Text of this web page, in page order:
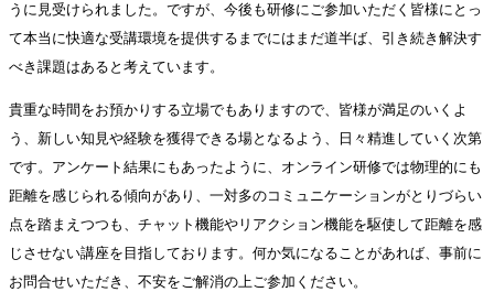
うに見受けられました。ですが、今後も研修にご参加いただく皆様にとっ
て本当に快適な受講環境を提供するまでにはまだ道半ば、引き続き解決す
べき課題はあると考えています。
貴重な時間をお預かりする立場でもありますので、皆様が満足のいくよ
う、新しい知見や経験を獲得できる場となるよう、日々精進していく次第
です。アンケート結果にもあったように、オンライン研修では物理的にも
距離を感じられる傾向があり、一対多のコミュニケーションがとりづらい
点を踏まえつつも、チャット機能やリアクション機能を駆使して距離を感
じさせない講座を目指しております。何か気になることがあれば、事前に
お問合せいただき、不安をご解消の上ご参加ください。